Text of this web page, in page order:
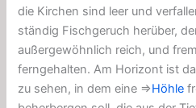
die Kirchen sind leer und
ständig Fischgeruch herüber,
außergewöhnlich reich, und
ferngehalten. Am Horizont ist
zu sehen, in dem eine ⇒Höhle